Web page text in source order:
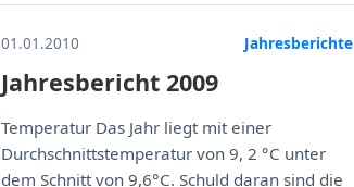
01.01.2010 Jahresberichte
Jahresbericht 2009
Temperatur Das Jahr liegt mit einer
Durchschnittstemperatur von 9, 2 °C unter
dem Schnitt von 9,6°C. Schuld daran sind die